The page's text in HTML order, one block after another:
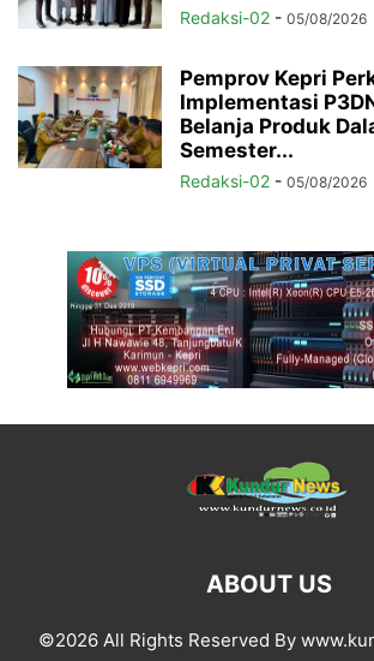
Redaksi-02 - 05/08/2026
Pemprov Kepri
Implementasi
Belanja Produk
Semester...
Redaksi-02 - 05/08/2026
ABOUT US
©2026 All Rights Reserved By